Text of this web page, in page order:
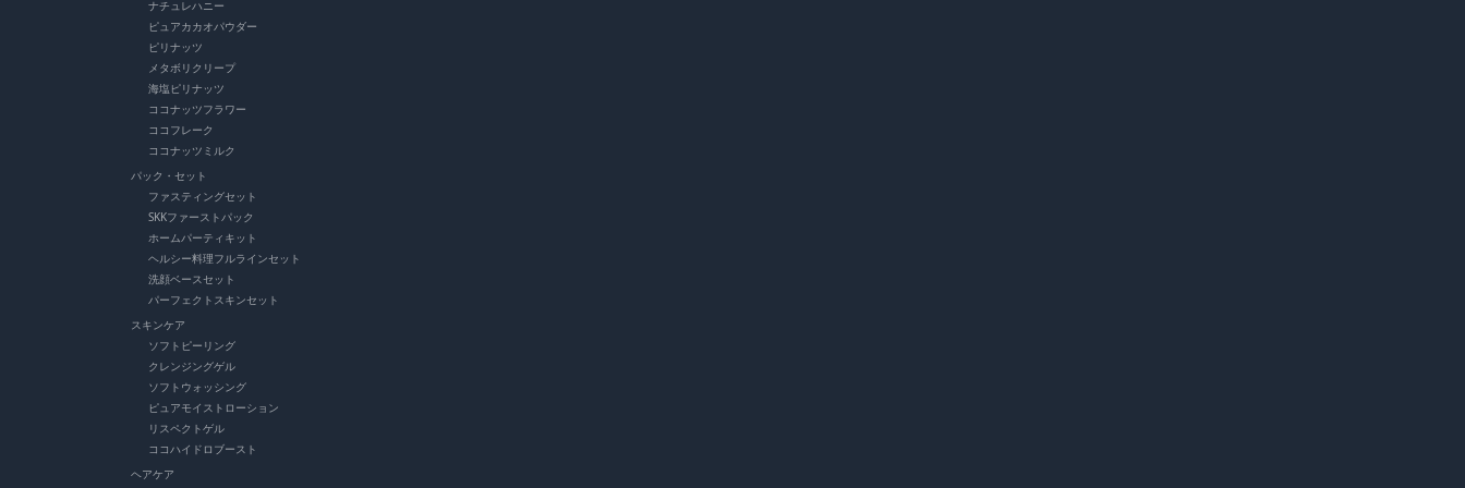
ナチュレハニー
ピュアカカオパウダー
ピリナッツ
メタボリクリープ
海塩ピリナッツ
ココナッツフラワー
ココフレーク
ココナッツミルク
パック・セット
ファスティングセット
SKKファーストパック
ホームパーティキット
ヘルシー料理フルラインセット
洗顔ベースセット
パーフェクトスキンセット
スキンケア
ソフトピーリング
クレンジングゲル
ソフトウォッシング
ピュアモイストローション
リスペクトゲル
ココハイドロブースト
ヘアケア